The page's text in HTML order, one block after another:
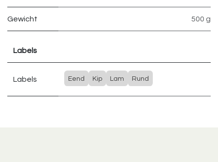
Gewicht 500 g
Labels
Labels Eend Kip Lam Rund